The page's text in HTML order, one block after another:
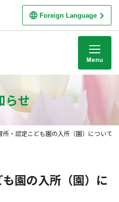
Foreign Language
らせ
所・認定こども園の入所（園）について
園の入所（園）に